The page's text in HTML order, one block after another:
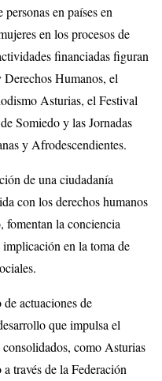
en países en
en los procesos de
financiadas figuran
Humanos, el
Asturias, el Festival
Somiedo y las Jornadas
y Afrodescendientes.
de una ciudadanía
con los derechos humanos
fomentan la conciencia
en la toma de
actuaciones de
que impulsa el
como Asturias
través de la Federación